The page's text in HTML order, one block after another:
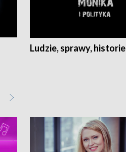
Ludzie, sprawy, historie